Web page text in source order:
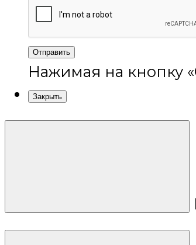
Отправить
Нажимая на кнопку
Закрыть